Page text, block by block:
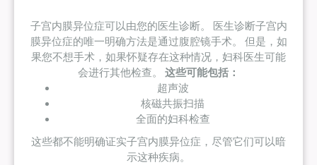
子宫内膜异位症可以由您的医生诊断。 医生诊断子宫内
膜异位症的唯一明确方法是通过腹腔镜手术。 但是，如
果您不想手术，如果怀疑存在这种情况，妇科医生可能
会进行其他检查。 这些可能包括：
超声波
核磁共振扫描
全面的妇科检查
这些都不能明确证实子宫内膜异位症，尽管它们可以暗
示这种疾病。